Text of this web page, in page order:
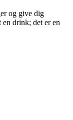
og give dig
drink; det er en